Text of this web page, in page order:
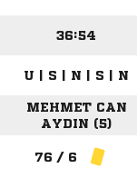
36:54
U | S | N | S | N
MEHMET CAN
AYDIN (5)
76 / 6